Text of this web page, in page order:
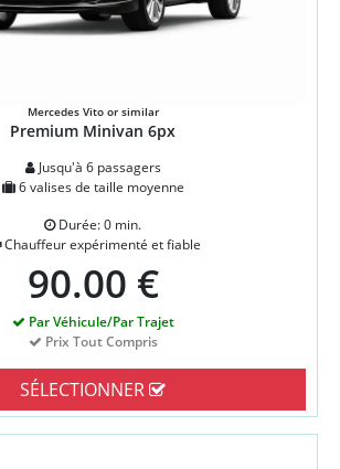
Mercedes Vito or similar
Premium Minivan 6px
Jusqu'à 6 passagers
6 valises de taille moyenne
Durée: 0 min.
Chauffeur expérimenté et fiable
90.00 €
Par Véhicule/Par Trajet
Prix Tout Compris
SÉLECTIONNER